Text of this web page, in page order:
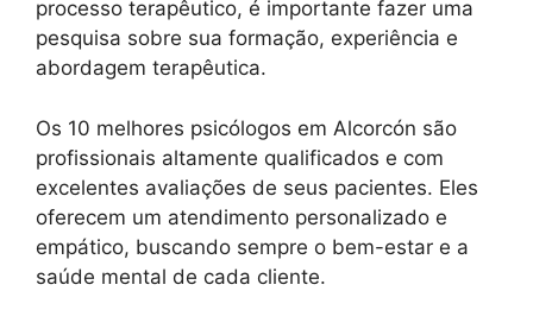
processo terapêutico, é importante fazer uma
pesquisa sobre sua formação, experiência e
abordagem terapêutica.
Os 10 melhores psicólogos em Alcorcón são
profissionais altamente qualificados e com
excelentes avaliações de seus pacientes. Eles
oferecem um atendimento personalizado e
empático, buscando sempre o bem-estar e a
saúde mental de cada cliente.